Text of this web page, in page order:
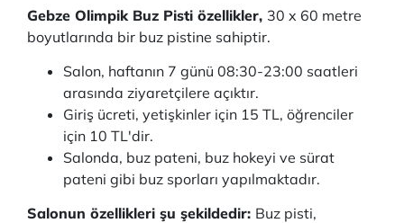
Gebze Olimpik Buz Pisti özellikler, 30 x 60 metre
boyutlarında bir buz pistine sahiptir.
Salon, haftanın 7 günü 08:30-23:00 saatleri
arasında ziyaretçilere açıktır.
Giriş ücreti, yetişkinler için 15 TL, öğrenciler
için 10 TL'dir.
Salonda, buz pateni, buz hokeyi ve sürat
pateni gibi buz sporları yapılmaktadır.
Salonun özellikleri şu şekildedir: Buz pisti,